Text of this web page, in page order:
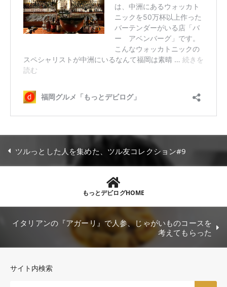
ツルっとした人を集めた、ツル友コレクション#9
もっとデビログHOME
イタリアンの『アガーリ』で人参、じゃがいものコースを
考えてもらった
サイト内検索